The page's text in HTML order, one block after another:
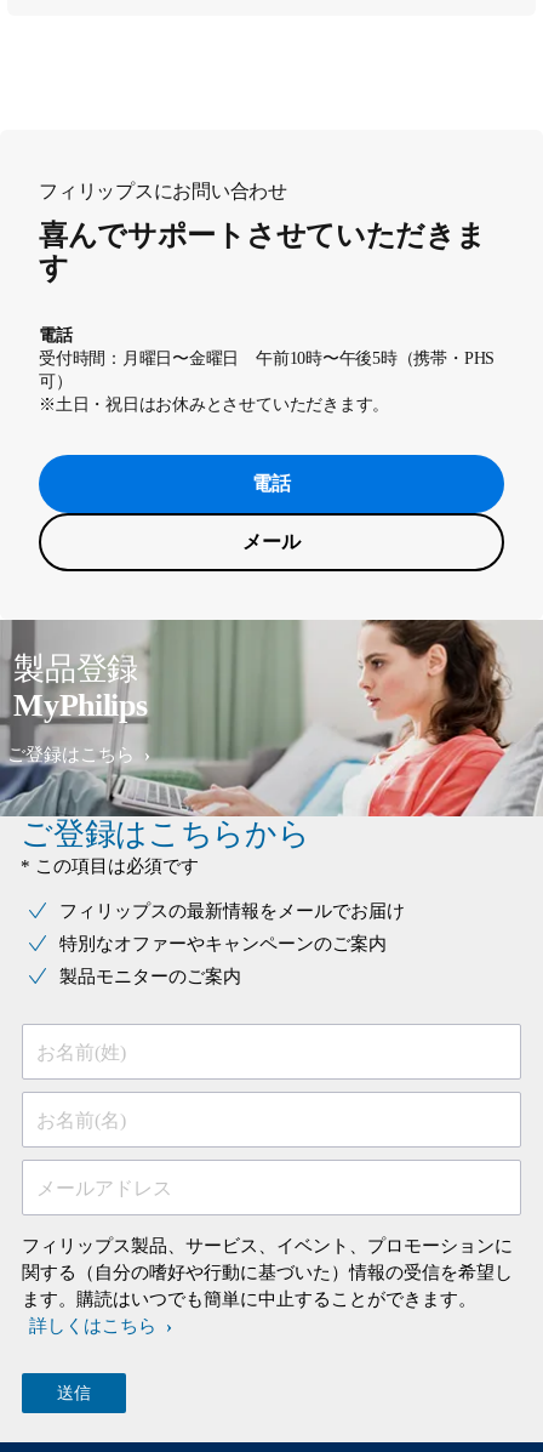
フィリップスにお問い合わせ
喜んでサポートさせていただきま
す
電話
受付時間：月曜日〜金曜日 午前10時〜午後5時（携帯・PHS
可）
※土日・祝日はお休みとさせていただきます。
電話
メール
製品登録
MyPhilips
ご登録はこちら
ご登録はこちらから
* この項目は必須です
フィリップスの最新情報をメールでお届け
特別なオファーやキャンペーンのご案内
製品モニターのご案内
お名前(姓)
お名前(名)
メールアドレス
フィリップス製品、サービス、イベント、プロモーションに
関する（自分の嗜好や行動に基づいた）情報の受信を希望し
ます。購読はいつでも簡単に中止することができます。
詳しくはこちら